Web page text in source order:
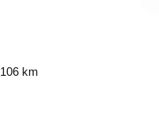
106 km